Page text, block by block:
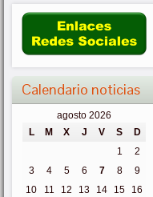
Calendario noticias
agosto 2026
L
M X J V S
D
1
2
3
4 5 6 7 8
9
10
11 12 13 14 15
16